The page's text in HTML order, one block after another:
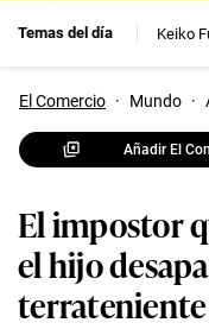
Temas del día Keiko
El Comercio · Mundo ·
Añadir El
El impostor
el hijo
terrateniente